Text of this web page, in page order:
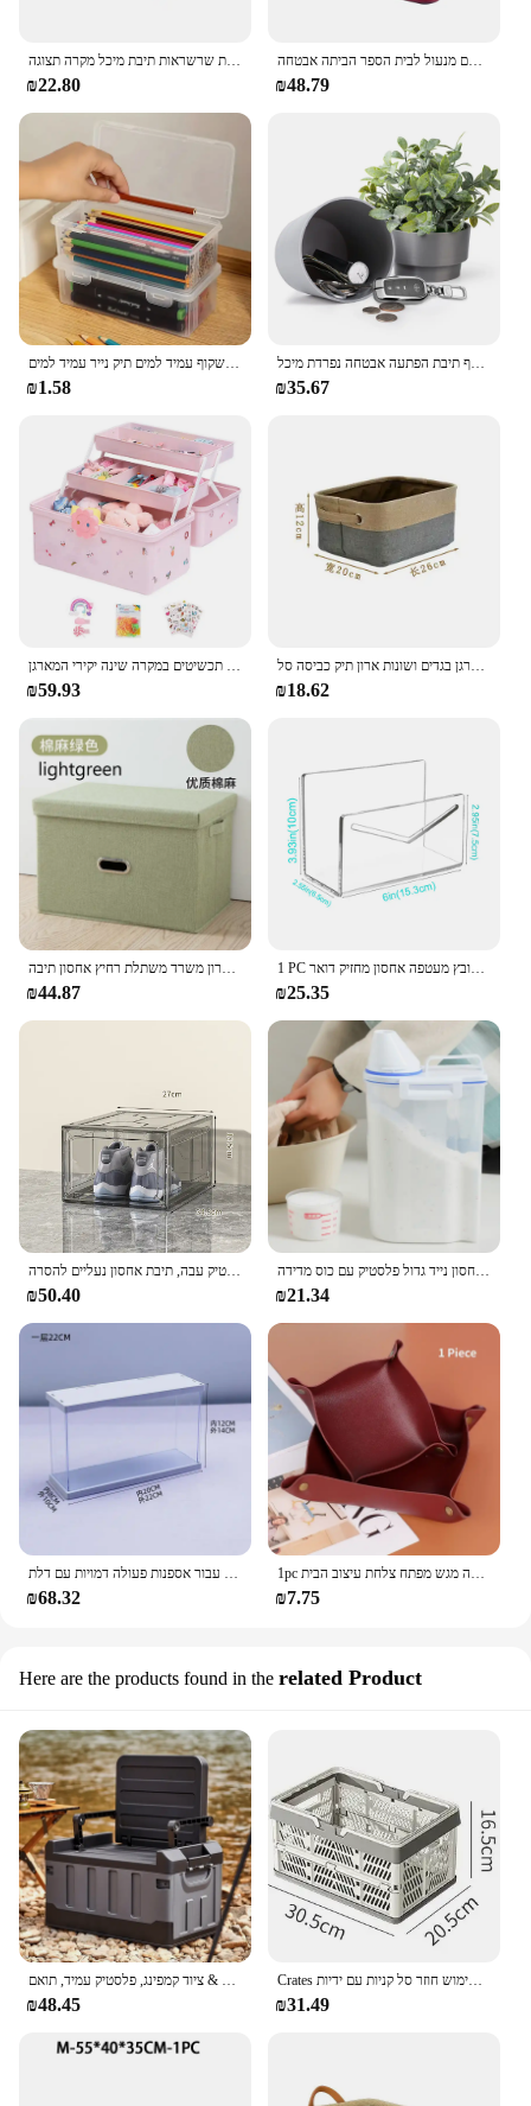
שקוף נייד גדול תכשיטי ארגונית נשלף רשתות תכשיטי אחסון טבעות שרשראות תיבת מיכל מקרה תצוגה
₪22.80
אבטחה ניידת תיבת סיסמא נעילה כסף כסף תכשיטים אחסון תיבת מתכת עם מנעול לבית הספר הביתה אבטחה
₪48.79
עם תיבת עיפרון סגורה קיבולת גדולה שקוף עמיד למים תיק נייר עמיד למים dustproof פלסטיק שולחן עבודה
₪1.58
מוסתרים פרח פלסטיק בטוח מחסן כסף תיבת הפתעה אבטחה נפרדת מיכל stash בטוח תיבת גיבוב
₪35.67
אביזרים לשיער ניידים תיבת אחסון ראש התינוק חבל הסיכה גומי התכשיט הלבשה תכשיטים במקרה שינה יקירי המארגן
₪59.93
כותנה פשתן מתקפל אחסון סלי ילדים צעצועי מארגן בגדים ושונות ארון תיק כביסה סל WF
₪18.62
קוביית לא ארוג מתקפל תיבת אחסון צעצועי בגדי ארגזי אחסון עם מכסה בית ארון משרד משתלת רחיץ אחסון תיבה
₪44.87
1 PC משרד אקריליק אחסון שולחן העבודה מדף ברור/שחור מכתב דואר מארגן שולחן העבודה קובץ מעטפה אחסון מחזיק דואר
₪25.35
קופסת נעליים שקופות, דלת שאיבה מגנטית, תיבת אחסון פלסטיק עבה, תיבת אחסון נעליים להסרה
₪50.40
ביתי כביסה אחסון נייד גדול פלסטיק עם כוס מדידה
₪21.34
ברור אקריליק תצוגת מקרה עיוור בובת תצוגת תיבת רב שכבתי דלת עבור אספנות פעולה דמויות עם דלת Dustproof אחסון
₪68.32
1pc עור ארגונית שולחן העבודה מגש מפתח צלחת עיצוב הבית Organizador קוביות מגש מפתח ארנק עור מפוצל מתקפל תיבת אחסון
₪7.75
Here are the products found in the related Product
₪48.45
Crates סל קניות לכריסת אחסון פלסטיק לשימוש חוזר סל קניות עם ידיות
₪31.49